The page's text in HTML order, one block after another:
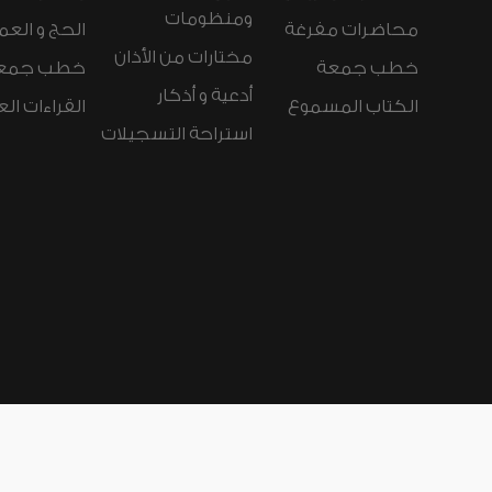
محاضرات مفرغة
خطب جمعة
الكتاب المسموع
ومنظومات
مختارات من الأذان
أدعية و أذكار
استراحة التسجيلات
الحج و
خطب
القراءات